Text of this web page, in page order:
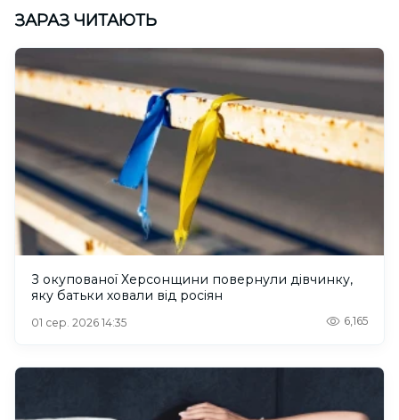
ЗАРАЗ ЧИТАЮТЬ
З окупованої Херсонщини повернули дівчинку,
яку батьки ховали від росіян
01 сер. 2026 14:35 6,165